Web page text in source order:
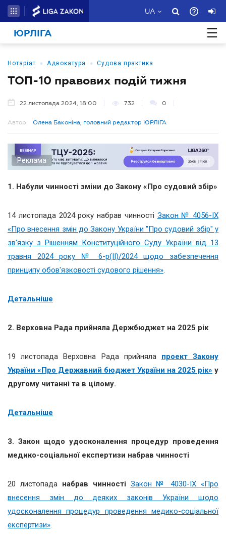
UA
ЮРЛІГА
Нотаріат • Адвокатура • Судова практика
ТОП-10 правових подій тижня
22 листопада 2024, 18:00 732 0
Автор: Олена Баконіна, головний редактор ЮРЛІГА
Реклама
1. Набули чинності зміни до Закону «Про судовий збір»
14 листопада 2024 року набрав чинності Закон № 4056-IX
«Про внесення змін до Закону України "Про судовий збір" у
зв'язку з Рішенням Конституційного Суду України від 13
травня 2024 року № 6-р(ІІ)/2024 щодо забезпечення
принципу обов'язковості судового рішення».
Детальніше
2. Верховна Рада прийняла Держбюджет на 2025 рік
19 листопада Верховна Рада прийняла проект Закону
України «Про Державний бюджет України на 2025 рік» у
другому читанні та в цілому.
Детальніше
3. Закон щодо удосконалення процедур проведення
медико-соціальної експертизи набрав чинності
20 листопада набрав чинності Закон № 4030-IX «Про
внесення змін до деяких законів України щодо
удосконалення процедур проведення медико-соціальної
експертизи».